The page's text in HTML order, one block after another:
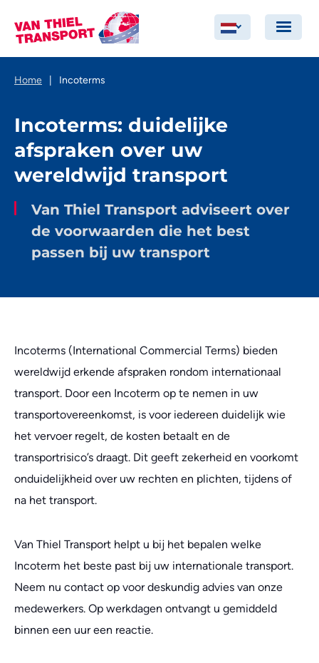
Home Incoterms
Incoterms: duidelijke
afspraken over uw
wereldwijd transport
Van Thiel Transport adviseert over
de voorwaarden die het best
passen bij uw transport
Incoterms (International Commercial Terms) bieden
wereldwijd erkende afspraken rondom internationaal
transport. Door een Incoterm op te nemen in uw
transportovereenkomst, is voor iedereen duidelijk wie
het vervoer regelt, de kosten betaalt en de
transportrisico’s draagt. Dit geeft zekerheid en voorkomt
onduidelijkheid over uw rechten en plichten, tijdens of
na het transport.
Van Thiel Transport helpt u bij het bepalen welke
Incoterm het beste past bij uw internationale transport.
Neem nu contact op voor deskundig advies van onze
medewerkers. Op werkdagen ontvangt u gemiddeld
binnen een uur een reactie.